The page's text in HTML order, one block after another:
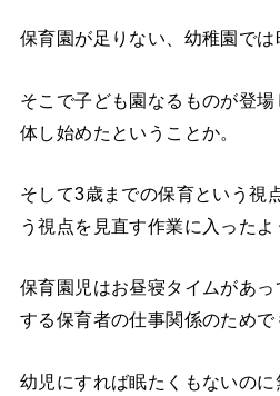
保育園が足りない、幼稚園では
そこで子ども園なるものが登
体し始めたということか。
そして3歳までの保育という視
う視点を見直す作業に入ったよ
保育園児はお昼寝タイムがあ
する保育者の仕事関係のためで
幼児にすれば眠たくもないの